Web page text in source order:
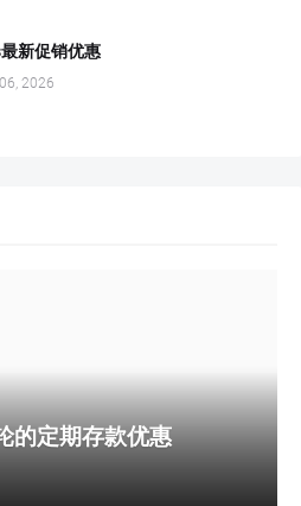
新促销优惠
2026
的定期存款优惠